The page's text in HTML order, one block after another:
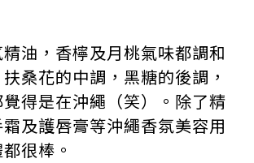
油，香檸及月桃氣味都調和
桑花的中調，黑糖的後調，
得是在沖繩（笑）。除了精
及護唇膏等沖繩香氛美容用
很棒。